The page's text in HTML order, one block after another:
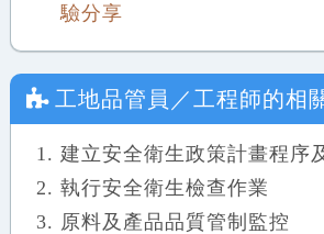
驗分享
工地品管員／工程師的相
建立安全衛生政策計畫程序
執行安全衛生檢查作業
原料及產品品質管制監控